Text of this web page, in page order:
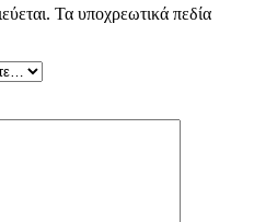
Τα υποχρεωτικά πεδία